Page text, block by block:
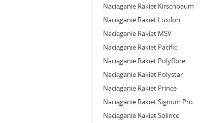
Naciąganie Rakiet Kirschbaum
Naciąganie Rakiet Luxilon
Naciąganie Rakiet MSV
Naciąganie Rakiet Pacific
Naciąganie Rakiet Polyfibre
Naciąganie Rakiet Polystar
Naciąganie Rakiet Prince
Naciąganie Rakiet Signum Pro
Naciąganie Rakiet Solinco